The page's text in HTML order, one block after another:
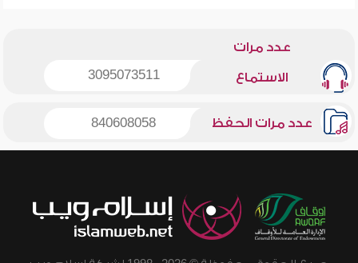
عدد مرات
الاستماع 3095073511
عدد مرات الحفظ 840608058